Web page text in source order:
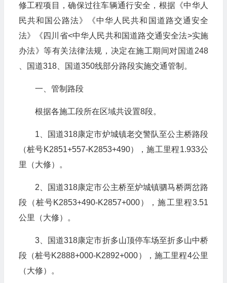
修工程项目，确保过往车辆通行安全，根据《中华人
民共和国公路法》《中华人民共和国道路交通安全
法》《四川省<中华人民共和国道路交通安全法>实施
办法》等有关法律法规，决定在施工期间对国道248
、国道318、国道350线部分路段实施交通管制。
一、管制路段
根据各施工段所在区域共设置8段。
1、国道318康定市炉城镇老交警队至公主桥路段
（桩号K2851+557-K2853+490），施工里程1.933公
里（大修）。
2、国道318康定市公主桥至炉城镇驷马桥两岔路
段（桩号K2853+490-K2857+000），施工里程3.51
公里（大修）。
3、国道318康定市折多山顶停车场至折多山中桥
段（桩号K2888+000-K2892+000），施工里程4公里
（大修）。